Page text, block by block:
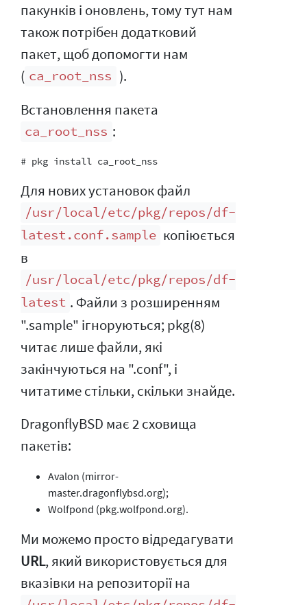
пакунків і оновлень, тому тут нам
також потрібен додатковий
пакет, щоб допомогти нам
( ca_root_nss ).
Встановлення пакета
ca_root_nss :
Для нових установок файл
/usr/local/etc/pkg/repos/df-
latest.conf.sample копіюється
в
/usr/local/etc/pkg/repos/df-
latest . Файли з розширенням
".sample" ігноруються; pkg(8)
читає лише файли, які
закінчуються на ".conf", і
читатиме стільки, скільки знайде.
DragonflyBSD має 2 сховища
пакетів:
Avalon (mirror-
master.dragonflybsd.org);
Wolfpond (pkg.wolfpond.org).
Ми можемо просто відредагувати
URL, який використовується для
вказівки на репозиторії на